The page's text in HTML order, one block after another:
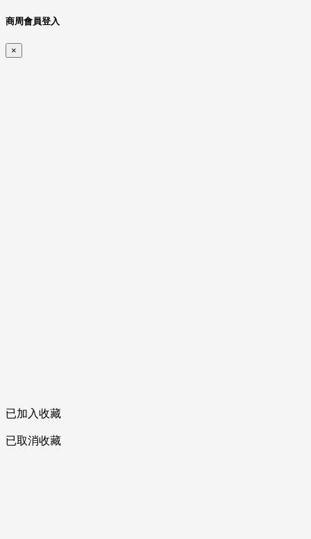
商周會員登入
×
已加入收藏
已取消收藏